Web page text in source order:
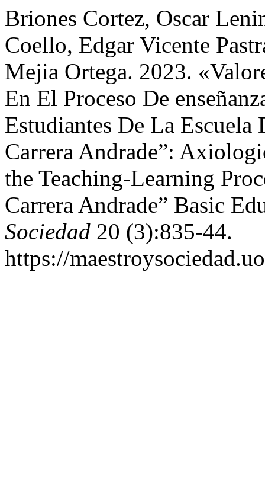
Briones Cortez, Oscar
Coello, Edgar Vicente
Mejia Ortega. 2023.
En El Proceso De
Estudiantes De La Escuela
Carrera Andrade”:
the Teaching-Learning
Carrera Andrade” Basic
Sociedad 20 (3):835-44.
https://